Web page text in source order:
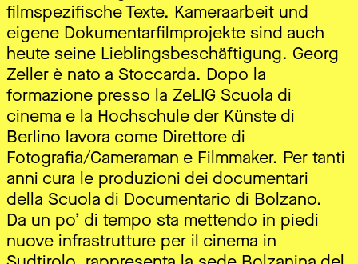
filmspezifische Texte. Kameraarbeit und
eigene Dokumentarfilmprojekte sind auch
heute seine Lieblingsbeschäftigung. Georg
Zeller è nato a Stoccarda. Dopo la
formazione presso la ZeLIG Scuola di
cinema e la Hochschule der Künste di
Berlino lavora come Direttore di
Fotografia/Cameraman e Filmmaker. Per tanti
anni cura le produzioni dei documentari
della Scuola di Documentario di Bolzano.
Da un po’ di tempo sta mettendo in piedi
nuove infrastrutture per il cinema in